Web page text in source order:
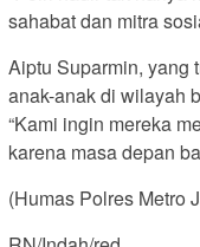
sahabat dan mitra
Aiptu Suparmin, yang
anak-anak di wilayah
“Kami ingin mereka
karena masa depan
(Humas Polres Metro